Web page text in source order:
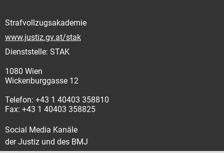
Strafvollzugsakademie
www.justiz.gv.at/stak
Dienststelle: STAK
1080 Wien
Wickenburggasse 12
Telefon: +43 1 40403 358810
Fax: +43 1 40403 358825
Social Media Kanäle
der Justiz und des BMJ